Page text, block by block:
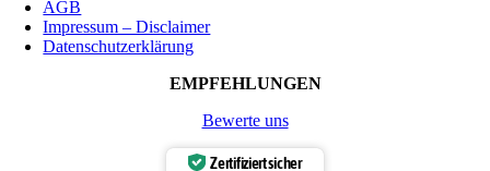
AGB
Impressum – Disclaimer
Datenschutzerklärung
EMPFEHLUNGEN
Bewerte uns
Zertifiziert sicher